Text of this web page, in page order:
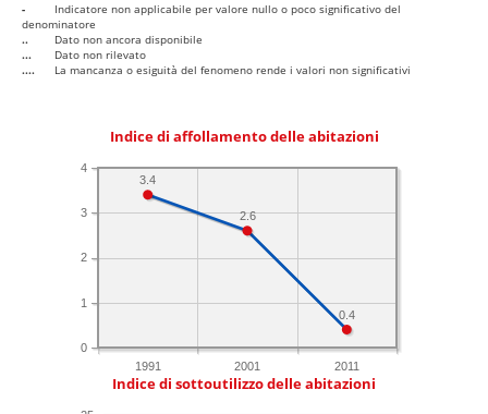
-
Indicatore non applicabile per valore nullo o poco significativo del
denominatore
..
Dato non ancora disponibile
...
Dato non rilevato
....
La mancanza o esiguità del fenomeno rende i valori non significativi
Indice di affollamento delle abitazioni
1991 2001 2011
0
1
2
3
4
0.4
2.6
3.4
Indice di sottoutilizzo delle abitazioni